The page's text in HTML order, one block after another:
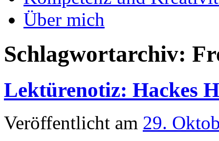
Über mich
Schlagwortarchiv:
Lektürenotiz: Hackes
Veröffentlicht am 29.